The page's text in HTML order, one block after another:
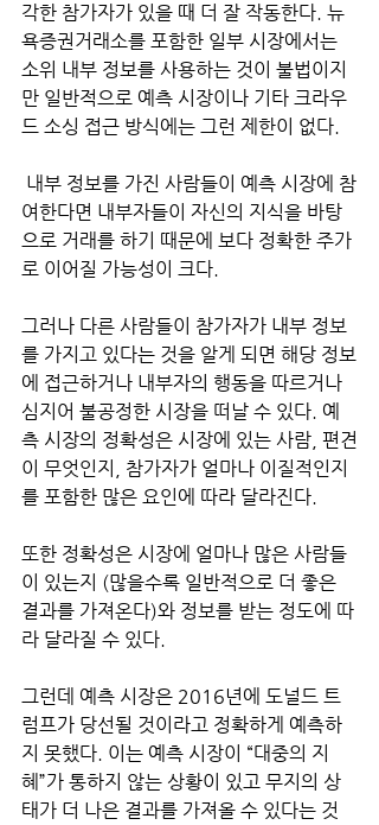
각한 참가자가 있을 때 더 잘 작동한다. 뉴
욕증권거래소를 포함한 일부 시장에서는
소위 내부 정보를 사용하는 것이 불법이지
만 일반적으로 예측 시장이나 기타 크라우
드 소싱 접근 방식에는 그런 제한이 없다.
여한다면 내부자들이 자신의 지식을 바탕
으로 거래를 하기 때문에 보다 정확한 주가
로 이어질 가능성이 크다.
그러나 다른 사람들이 참가자가 내부 정보
를 가지고 있다는 것을 알게 되면 해당 정보
에 접근하거나 내부자의 행동을 따르거나
심지어 불공정한 시장을 떠날 수 있다. 예
측 시장의 정확성은 시장에 있는 사람, 편견
이 무엇인지, 참가자가 얼마나 이질적인지
를 포함한 많은 요인에 따라 달라진다.
또한 정확성은 시장에 얼마나 많은 사람들
이 있는지 (많을수록 일반적으로 더 좋은
결과를 가져온다)와 정보를 받는 정도에 따
라 달라질 수 있다.
그런데 예측 시장은 2016년에 도널드 트
럼프가 당선될 것이라고 정확하게 예측하
지 못했다. 이는 예측 시장이 “대중의 지
혜”가 통하지 않는 상황이 있고 무지의 상
태가 더 나은 결과를 가져올 수 있다는 것